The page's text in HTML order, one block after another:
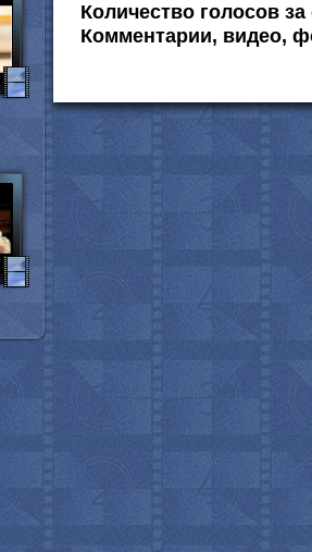
Количество голосов за
Комментарии, видео,